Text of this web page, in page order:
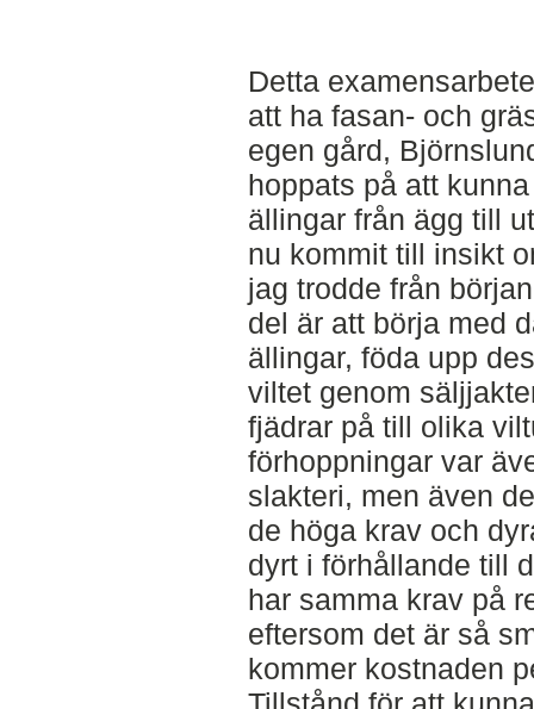
Detta
att ha fasan- och
egen gård,
hoppats på att
ällingar från ägg till
nu kommit till insikt
jag trodde från
del är att börja med
ällingar, föda upp
viltet genom
fjädrar på till olika
förhoppningar var
slakteri, men även
de höga krav och
dyrt i förhållande till
har samma krav på
eftersom det är så
kommer kostnaden